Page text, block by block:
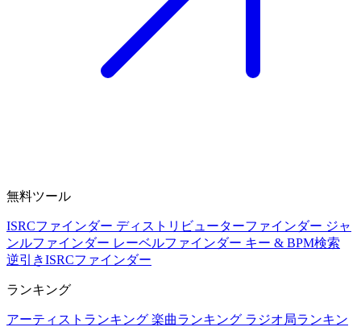
無料ツール
ISRCファインダー ディストリビューターファインダー ジャ
ンルファインダー レーベルファインダー キー & BPM検索
逆引きISRCファインダー
ランキング
アーティストランキング 楽曲ランキング ラジオ局ランキン